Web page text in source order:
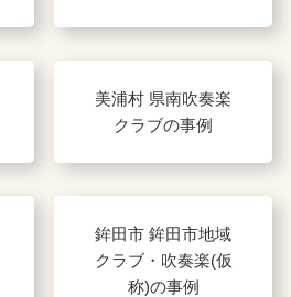
美浦村 県南吹奏楽
クラブの事例
鉾田市 鉾田市地域
クラブ・吹奏楽(仮
称)の事例